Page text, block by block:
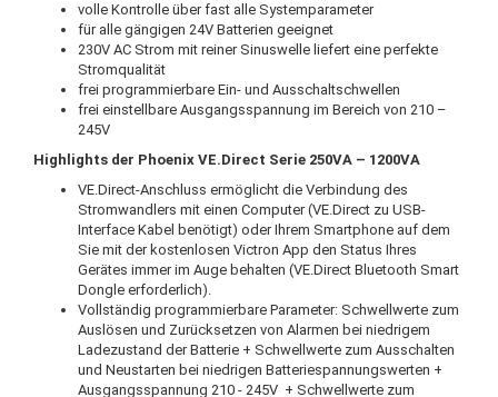
volle Kontrolle über fast alle Systemparameter
für alle gängigen 24V Batterien geeignet
230V AC Strom mit reiner Sinuswelle liefert eine perfekte
Stromqualität
frei programmierbare Ein- und Ausschaltschwellen
frei einstellbare Ausgangsspannung im Bereich von 210 –
245V
Highlights der Phoenix VE.Direct Serie 250VA – 1200VA
VE.Direct-Anschluss ermöglicht die Verbindung des
Stromwandlers mit einen Computer (VE.Direct zu USB-
Interface Kabel benötigt) oder Ihrem Smartphone auf dem
Sie mit der kostenlosen Victron App den Status Ihres
Gerätes immer im Auge behalten (VE.Direct Bluetooth Smart
Dongle erforderlich).
Vollständig programmierbare Parameter: Schwellwerte zum
Auslösen und Zurücksetzen von Alarmen bei niedrigem
Ladezustand der Batterie + Schwellwerte zum Ausschalten
und Neustarten bei niedrigen Batteriespannungswerten +
Ausgangsspannung 210 - 245V + Schwellwerte zum